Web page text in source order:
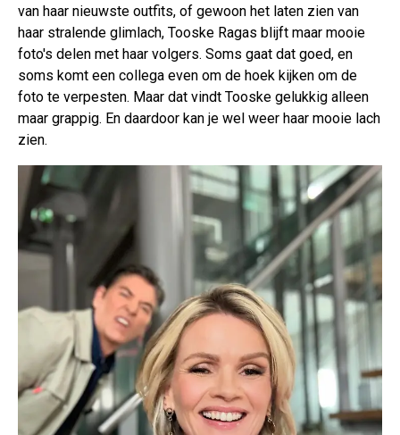
van haar nieuwste outfits, of gewoon het laten zien van
haar stralende glimlach, Tooske Ragas blijft maar mooie
foto's delen met haar volgers. Soms gaat dat goed, en
soms komt een collega even om de hoek kijken om de
foto te verpesten. Maar dat vindt Tooske gelukkig alleen
maar grappig. En daardoor kan je wel weer haar mooie lach
zien.